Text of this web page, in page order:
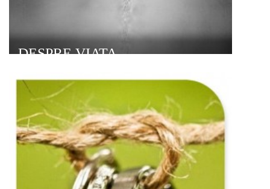
DESPRE VIATA…